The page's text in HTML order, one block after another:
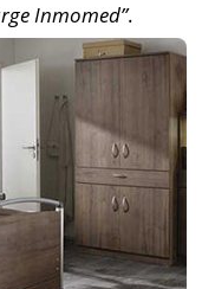
Inmomed”.